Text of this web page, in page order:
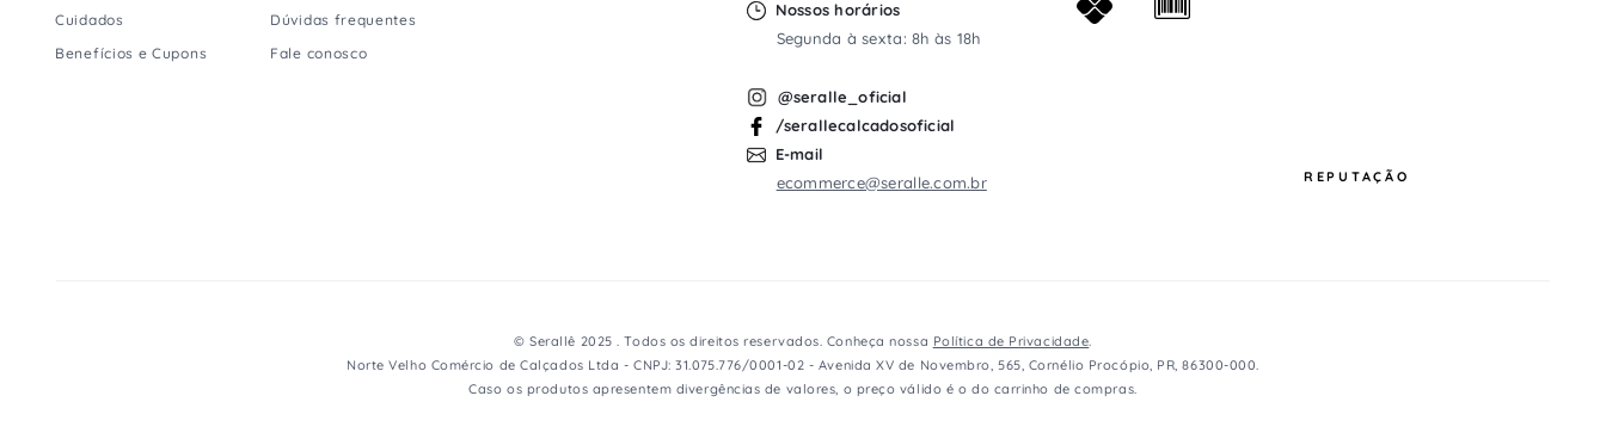
Cuidados
Benefícios e Cupons
Dúvidas frequentes
Fale conosco
Nossos horários
Segunda à sexta: 8h às 18h
@seralle_oficial
/serallecalcadosoficial
E-mail
ecommerce@seralle.com.br
REPUTAÇÃO
© Serallê 2025 . Todos os direitos reservados. Conheça nossa Política de Privacidade.
Norte Velho Comércio de Calçados Ltda - CNPJ: 31.075.776/0001-02 - Avenida XV de Novembro, 565, Cornélio Procópio, PR, 86300-000.
Caso os produtos apresentem divergências de valores, o preço válido é o do carrinho de compras.